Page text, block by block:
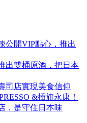
公開VIP點心，推出
出雙桶原酒，把日本
司店實現美食信仰
&插旗永康！
，是守住日本味